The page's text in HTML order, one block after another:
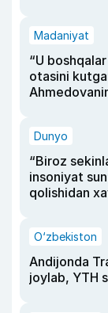
Madaniyat
“U
otasini
Dunyo
“Biroz
insoniyat
qolishidan
O‘zbekiston
Andijonda
joylab, YTH